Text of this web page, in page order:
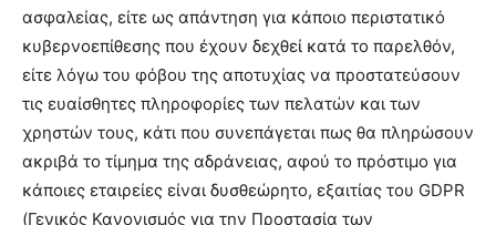
ασφαλείας, είτε ως απάντηση για κάποιο περιστατικό
κυβερνοεπίθεσης που έχουν δεχθεί κατά το παρελθόν,
είτε λόγω του φόβου της αποτυχίας να προστατεύσουν
τις ευαίσθητες πληροφορίες των πελατών και των
χρηστών τους, κάτι που συνεπάγεται πως θα πληρώσουν
ακριβά το τίμημα της αδράνειας, αφού το πρόστιμο για
κάποιες εταιρείες είναι δυσθεώρητο, εξαιτίας του GDPR
(Γενικός Κανονισμός για την Προστασία των